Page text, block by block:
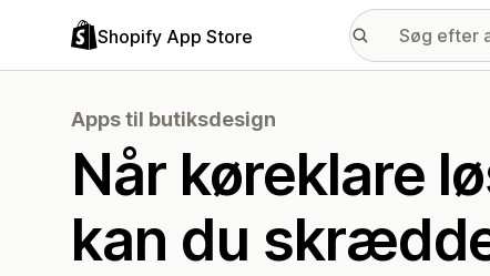
Shopify App Store
Apps til butiksdesign
Når køreklare
kan du